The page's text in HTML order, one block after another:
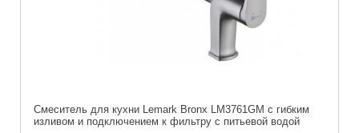
Cмеситель для кухни Lemark Bronx LM3761GM с гибким
изливом и подключением к фильтру с питьевой водой